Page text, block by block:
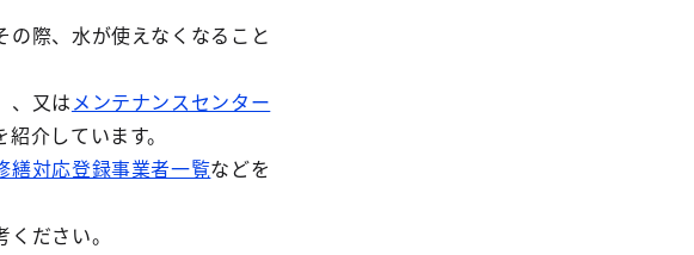
際、水が使えなくなること
、又はメンテナンスセンター
介しています。
繕対応登録事業者一覧などを
ください。